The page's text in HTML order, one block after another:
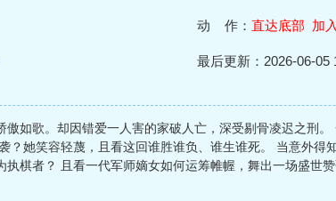
动 作： 直达底部 加
最后更新：2026-06-05
如歌。却因错爱一人害的家破人亡，深受剔骨凌迟之刑
？她笑容轻蔑，且看这回谁胜谁负、谁生谁死。 当意外得
棋者？ 且看一代军师嫡女如何运筹帷幄，舞出一场盛世